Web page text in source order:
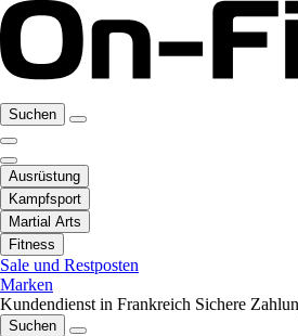
Suchen
Ausrüstung
Kampfsport
Martial Arts
Fitness
Sale und Restposten
Marken
Kundendienst in Frankreich Sichere
Suchen